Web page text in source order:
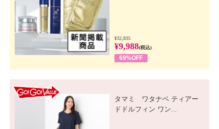
¥32,835
¥9,988(税込)
69%OFF
タマミ ワタナベ ティアー
ドドルフィン ワン...